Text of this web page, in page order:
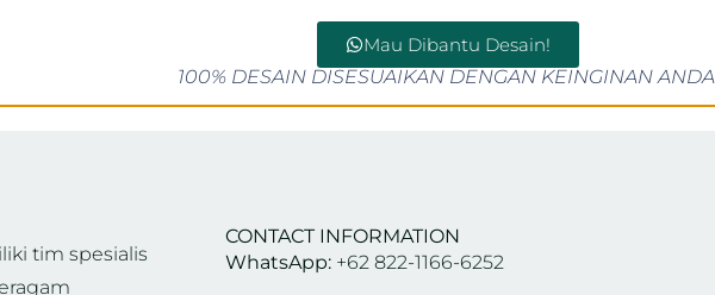
Mau Dibantu Desain!
100% DESAIN DISESUAIKAN DENGAN KEINGINAN
tim spesialis
CONTACT INFORMATION
WhatsApp: +62 822-1166-6252